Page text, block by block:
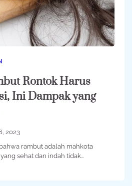
Rontok Harus
Ini Dampak yang
2023
rambut adalah mahkota
sehat dan indah tidak…